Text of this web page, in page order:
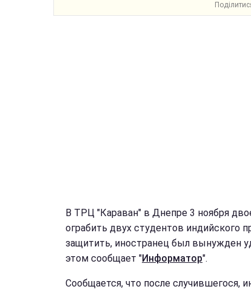
В ТРЦ "Караван" в Днепре 3 ноября
ограбить двух студентов индийского
защитить, иностранец был вынужден
этом сообщает "Информатор".
Сообщается, что после случившегося,